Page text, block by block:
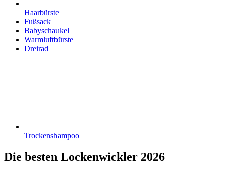
Haarbürste
Fußsack
Babyschaukel
Warmluftbürste
Dreirad
Trockenshampoo
Die besten Lockenwickler 2026